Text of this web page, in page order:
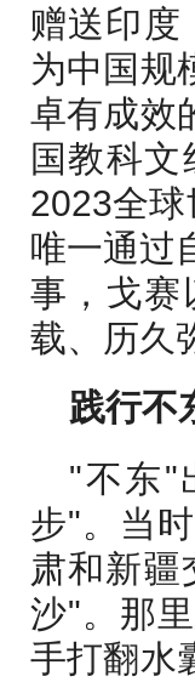
赠送印度
为中国规
卓有成效
国教科
2023全
唯一通过
事，戈赛
载、历久
践行不
"不东"
步"。当
肃和新疆
沙"。那
手打翻水